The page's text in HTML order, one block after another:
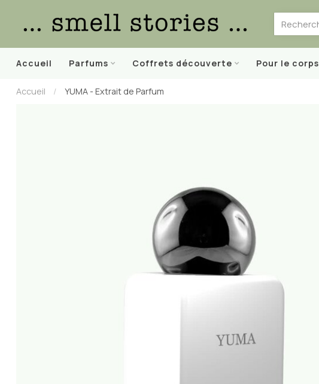
Accueil Parfums Coffrets découverte Pour le corps
Accueil / YUMA - Extrait de Parfum